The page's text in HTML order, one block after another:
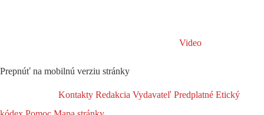
Video
Prepnúť na mobilnú verziu stránky
Kontakty Redakcia Vydavateľ Predplatné Etický